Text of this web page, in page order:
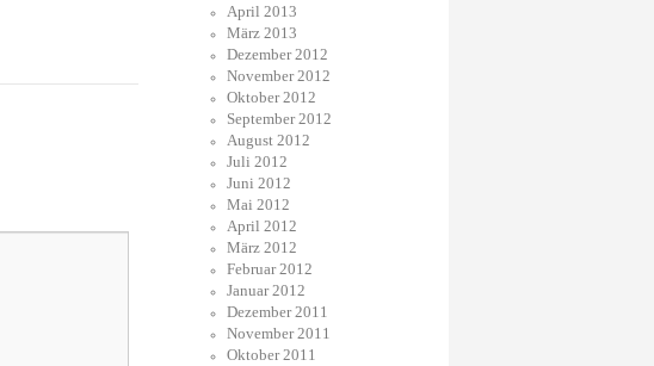
April 2013
März 2013
Dezember 2012
November 2012
Oktober 2012
September 2012
August 2012
Juli 2012
Juni 2012
Mai 2012
April 2012
März 2012
Februar 2012
Januar 2012
Dezember 2011
November 2011
Oktober 2011